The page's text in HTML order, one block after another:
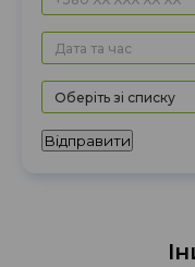
Оберіть зі списку
Відправити